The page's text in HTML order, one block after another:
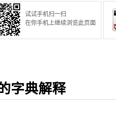
试试手机扫一扫
在你手机上继续浏览此页面
字典解释